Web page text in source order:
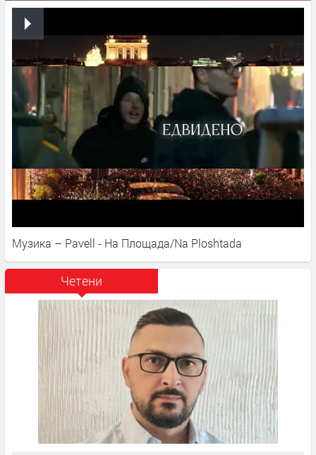
Музика – Pavell - На Площада/Na Ploshtada
Четени